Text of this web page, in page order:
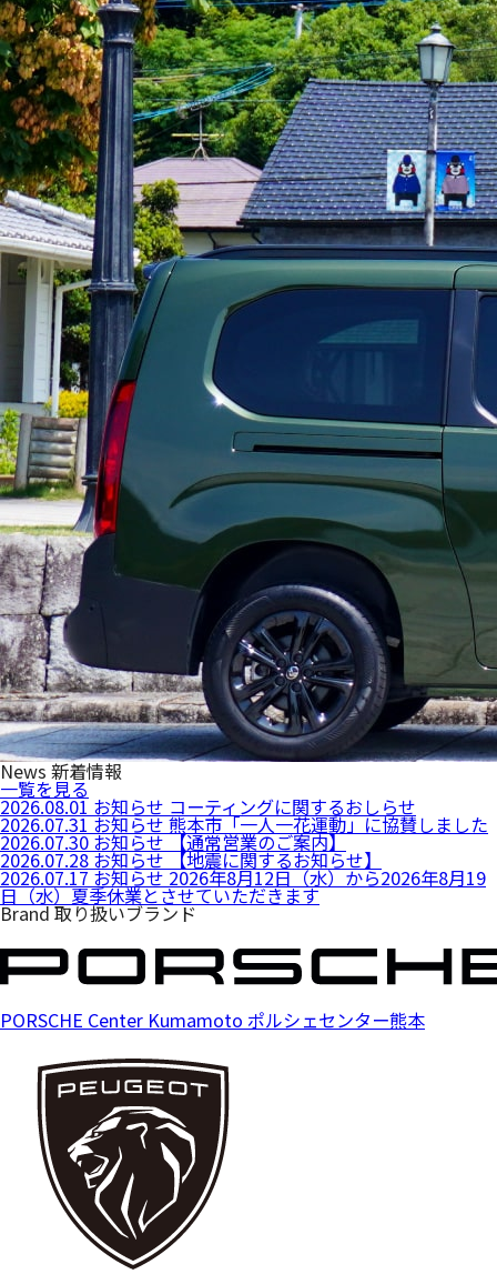
News新着情報
一覧を見る
2026.08.01 お知らせ コーティングに関するおしらせ
2026.07.31お知らせ熊本市「一人一花運動」に協賛しました
2026.07.30お知らせ【通常営業のご案内】
2026.07.28お知らせ【地震に関するお知らせ】
2026.07.17お知らせ2026年8月12日（水）から2026年8月19
日（水）夏季休業とさせていただきます
Brand取り扱いブランド
PORSCHE Center Kumamoto ポルシェセンター熊本